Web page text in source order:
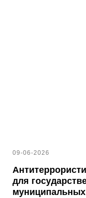
09-06-2026
для
муниципальных